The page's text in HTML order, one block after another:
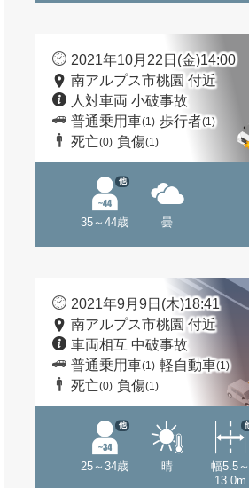
2021年10月22日(金)14:00
南アルプス市桃園 付近
人対車両 小破事故
普通乗用車(1) 歩行者(1)
死亡(0) 負傷(1)
35～44歳
他
曇
2021年9月9日(木)18:41
南アルプス市桃園 付近
車両相互 中破事故
普通乗用車(1) 軽自動車(1)
死亡(0) 負傷(1)
25～34歳
他
晴
幅5.5～
13.0m